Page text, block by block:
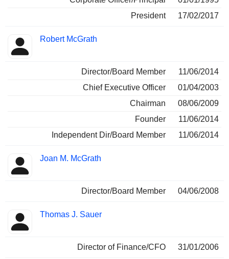
President
17/02/2017
Robert McGrath
Director/Board Member
11/06/2014
Chief Executive Officer
01/04/2003
Chairman
08/06/2009
Founder
11/06/2014
Independent Dir/Board Member
11/06/2014
Joan M. McGrath
Director/Board Member 04/06/2008
Thomas J. Sauer
Director of Finance/CFO 31/01/2006